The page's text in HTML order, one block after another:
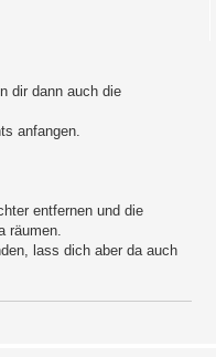
dir dann auch die
anfangen.
entfernen und die
räumen.
lass dich aber da auch